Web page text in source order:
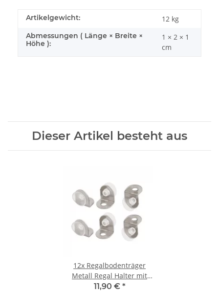
Artikelgewicht: 12 kg
Abmessungen ( Länge × Breite ×
Höhe ):
1 × 2 × 1
cm
Dieser Artikel besteht aus
12x Regalbodenträger
Metall Regal Halter mit
Saugnapf Glasbodenträger
11,90 € *